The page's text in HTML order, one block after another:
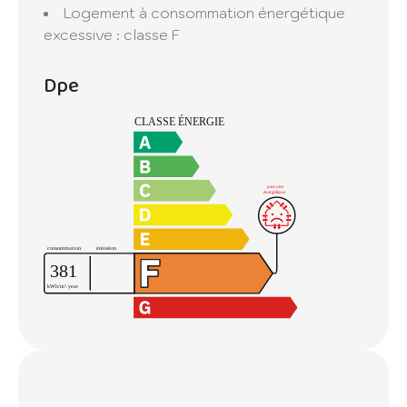
2021 (abonnements compris)
Les informations sur les risques auxquels ce
Géorisques :
(http://www.georisques.gouv.fr/)
Logement à consommation énergétique
excessive : classe F
Dpe